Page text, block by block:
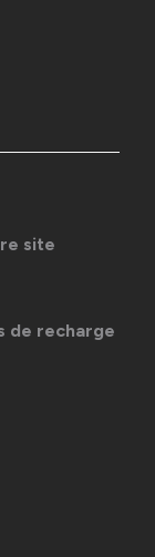
site
de recharge